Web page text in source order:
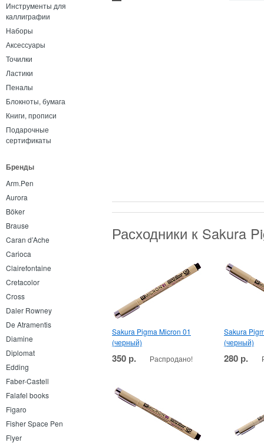
Инструменты для
каллиграфии
Наборы
Аксессуары
Точилки
Ластики
Пеналы
Блокноты, бумага
Книги, прописи
Подарочные
сертификаты
Бренды
Arm.Pen
Aurora
Böker
Brause
Caran d’Ache
Carioca
Clairefontaine
Cretacolor
Cross
Daler Rowney
De Atramentis
Diamine
Diplomat
Edding
Faber-Castell
Falafel books
Figaro
Fisher Space Pen
Flyer
Расходники к Sakura
Sakura Pigma Micron 01
(черный)
350 р. Распродано!
Sakura
(черный)
280 р.